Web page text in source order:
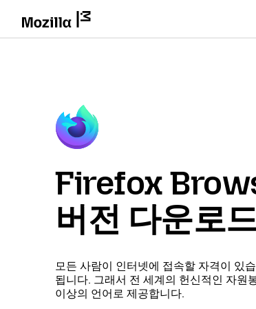
Firefox
버전 다운로
모든 사람이 인터넷에 접속할 자격이 있
됩니다. 그래서 전 세계의 헌신적인 자
이상의 언어로 제공합니다.